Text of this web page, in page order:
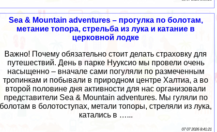
Sea & Mountain adventures – прогулка по болотам,
метание топора, стрельба из лука и катание в
церковной лодке
Важно! Почему обязательно стоит делать страховку для
путешествий. День в парке Нууксио мы провели очень
насыщенно – вначале сами погуляли по размеченным
тропинкам и побывали в природном центре Халтиа, а во
второй половине дня активности для нас организовали
представители Sea & Mountain adventures. Мы гуляли по
болотам в болотоступах, метали топоры, стреляли из лука,
катались в …...
07 07 2026 8:41:21